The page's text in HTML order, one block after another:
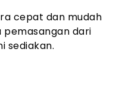
cepat dan mudah
pemasangan dari
sediakan.